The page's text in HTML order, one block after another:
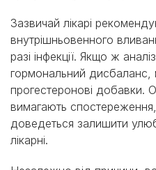
Зазвичай лікарі
внутрішньовенного
разі інфекції. Якщо ж
гормональний
прогестеронові добавки.
вимагають
доведеться залишити
лікарні.